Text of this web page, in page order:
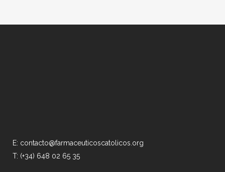
E: contacto@farmaceuticoscatolicos.org
T: (+34) 648 02 65 35